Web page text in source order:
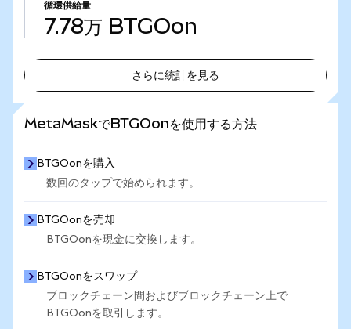
循環供給量
7.78万 BTGOon
さらに統計を見る
MetaMaskでBTGOonを使用する方法
BTGOonを購入
数回のタップで始められます。
BTGOonを売却
BTGOonを現金に交換します。
BTGOonをスワップ
ブロックチェーン間およびブロックチェーン上で
BTGOonを取引します。